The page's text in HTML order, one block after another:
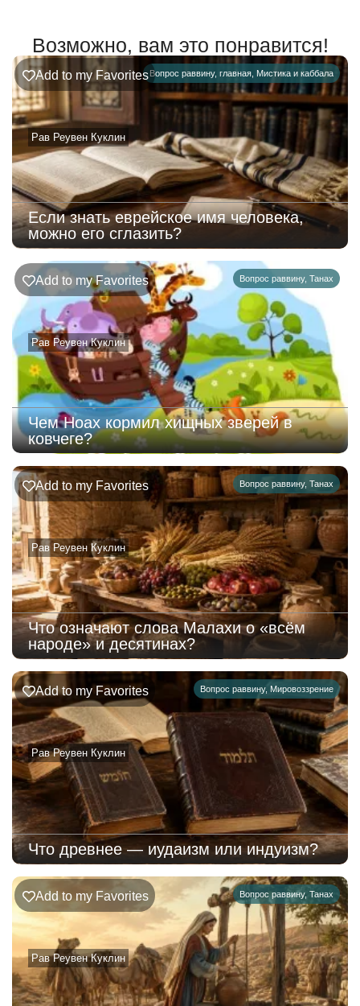
Возможно, вам это понравится!
Вопрос раввину, главная Мистика и каббала
Рав Реувен Куклин
Add to my Favorites
Если знать еврейское имя человека,
можно его сглазить?
Вопрос раввину, Танах
Рав Реувен Куклин
Add to my Favorites
Чем Ноах кормил хищных зверей в
ковчеге?
Вопрос раввину, Танах
Рав Реувен Куклин
Add to my Favorites
Что означают слова Малахи о «всём
народе» и десятинах?
Вопрос раввину, Мировоззрение
Рав Реувен Куклин
Add to my Favorites
Что древнее — иудаизм или индуизм?
Вопрос раввину, Танах
Рав Реувен Куклин
Add to my Favorites